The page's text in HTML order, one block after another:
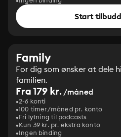
Start
Family
For dig som ønsker at dele
familien.
Fra 179 kr./måned
2-6 konti
100 timer/måned pr. konto
Fri lytning til podcasts
Kun 39 kr. pr. ekstra konto
Ingen binding